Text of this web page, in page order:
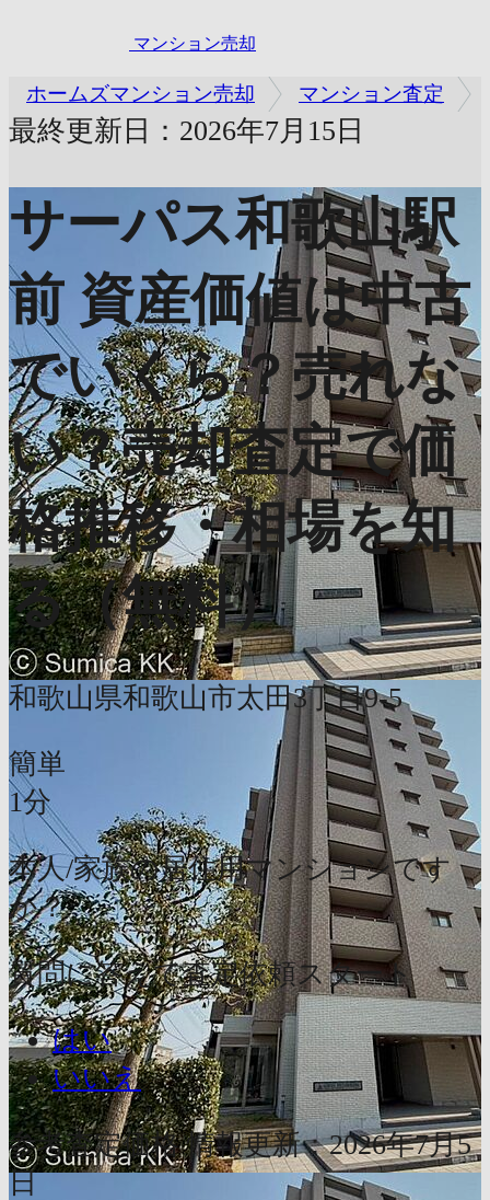
マンション売却
ホームズマンション売却 マンション査定
最終更新日：2026年7月15日
サーパス和歌山駅
前 資産価値は中古
でいくら？売れな
い？売却査定で価
格推移・相場を知
る（無料）
和歌山県和歌山市太田3丁目9-5
簡単
1分
本人/家族の居住用マンションです
か？
質問に答えて査定依頼スタート
はい
いいえ
参考査定価格 情報更新：2026年7月5
日